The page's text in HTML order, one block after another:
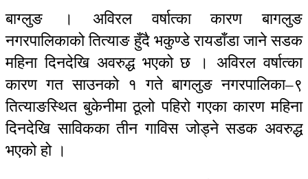
बाग्लुङ । अविरल वर्षात्का कारण बागलुङ
नगरपालिकाको तित्याङ हुँदै भकुण्डे रायडाँडा जाने सडक
महिना दिनदेखि अवरुद्ध भएको छ । अविरल वर्षात्का
कारण गत साउनको १ गते बागलुङ नगरपालिका–९
तित्याङस्थित बुकेनीमा ठूलो पहिरो गएका कारण महिना
दिनदेखि साविकका तीन गाविस जोड्ने सडक अवरुद्ध
भएको हो ।